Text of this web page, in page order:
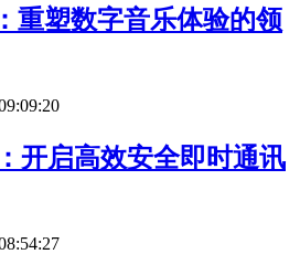
重塑数字音乐体验的领
开启高效安全即时通讯